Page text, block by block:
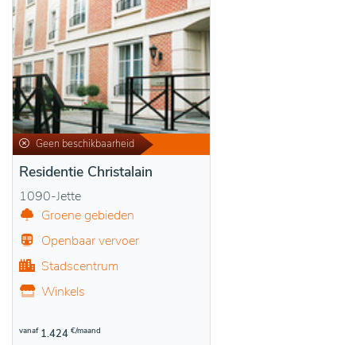
Geen beschikbaarheid
Residentie Christalain
1090-Jette
Groene gebieden
Openbaar vervoer
Stadscentrum
Winkels
vanaf 1.424 €/maand